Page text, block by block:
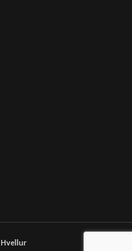
Hvellur